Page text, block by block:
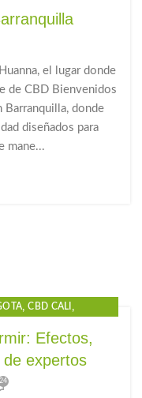
CBD PARA DORMIR
DE CANNABIS
,HUANNA,
el lugar donde
de CBD Bienvenidos
Barranquilla, donde
diseñados para
mane...
,CBD CALI ,
CBD PARA DORMIR
DE CANNABIS,
Efectos,
expertos
24